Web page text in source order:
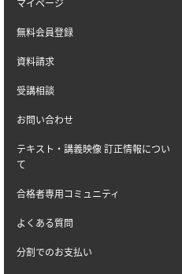
マイページ
無料会員登録
資料請求
受講相談
お問い合わせ
テキスト・講義映像 訂正情報につい
て
合格者専用コミュニティ
よくある質問
分割でのお支払い